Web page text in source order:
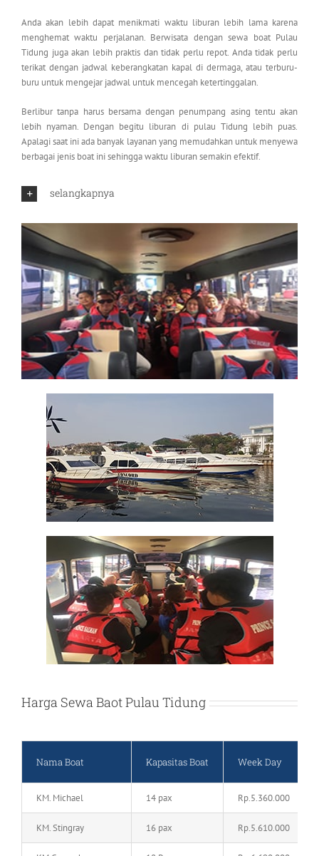
Anda akan lebih dapat menikmati waktu liburan lebih lama karena
menghemat waktu perjalanan. Berwisata dengan sewa boat Pulau
Tidung juga akan lebih praktis dan tidak perlu repot. Anda tidak perlu
terikat dengan jadwal keberangkatan kapal di dermaga, atau terburu-
buru untuk mengejar jadwal untuk mencegah ketertinggalan.
Berlibur tanpa harus bersama dengan penumpang asing tentu akan
lebih nyaman. Dengan begitu liburan di pulau Tidung lebih puas.
Apalagi saat ini ada banyak layanan yang memudahkan untuk menyewa
berbagai jenis boat ini sehingga waktu liburan semakin efektif.
selangkapnya
Harga Sewa Baot Pulau Tidung
Nama Boat Kapasitas Boat Week Day
KM. Michael 14 pax Rp.5.360.000
KM. Stingray 16 pax Rp.5.610.000